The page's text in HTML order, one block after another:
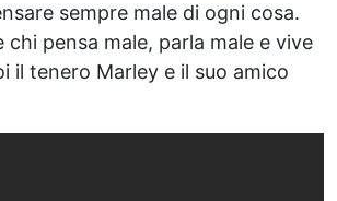
sempre male di ogni cosa.
chi pensa male, parla male e vive
il tenero Marley e il suo amico